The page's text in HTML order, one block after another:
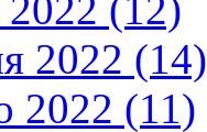
2022 (14)
2022 (11)